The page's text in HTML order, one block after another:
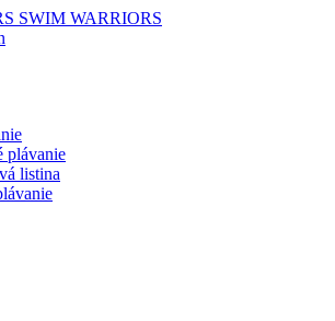
SWIM WARRIORS
plávanie
listina